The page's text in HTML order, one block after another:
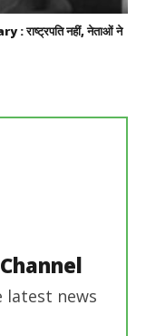
नहीं, नेताओं ने
latest news